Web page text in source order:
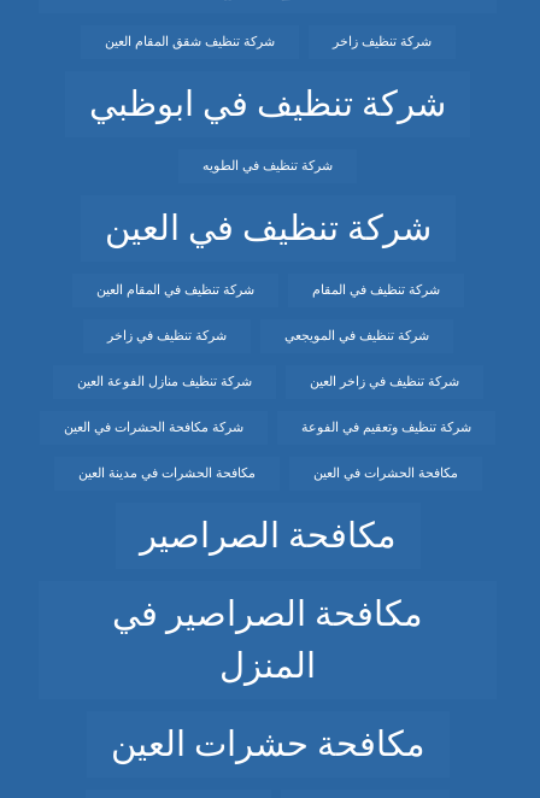
شركة تنظيف زاخر شركة تنظيف شقق المقام العين
شركة تنظيف في ابوظبي
شركة تنظيف في الطويه
شركة تنظيف في العين
شركة تنظيف في المقام شركة تنظيف في المقام العين
شركة تنظيف في المويجعي شركة تنظيف في زاخر
شركة تنظيف في زاخر العين شركة تنظيف منازل الفوعة العين
شركة تنظيف وتعقيم في الفوعة شركة مكافحة الحشرات في العين
مكافحة الحشرات في العين مكافحة الحشرات في مدينة العين
مكافحة الصراصير
مكافحة الصراصير في
المنزل
مكافحة حشرات العين